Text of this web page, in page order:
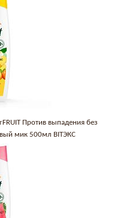
Против выпадения без
мик 500мл BITЭКС